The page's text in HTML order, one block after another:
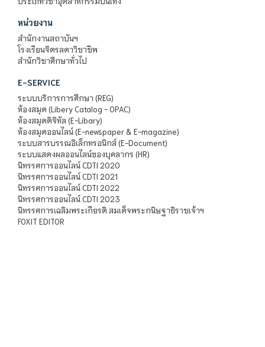
หน่วยงาน
สำนักงานสถาบันฯ
โรงเรียนจิตรลดาวิชาชีพ
สำนักวิชาศึกษาทั่วไป
E-SERVICE
ระบบบริการการศึกษา (REG)
ห้องสมุด (Libery Catalog - OPAC)
ห้องสมุดดิจิทัล (E-Libary)
ห้องสมุดออนไลน์ (E-newspaper & E-magazine)
ระบบสารบรรณอิเล็กทรอนิกส์ (E-Document)
ระบบแสดงผลออนไลน์ของบุคลากร (HR)
นิทรรศการออนไลน์ CDTI 2020
นิทรรศการออนไลน์ CDTI 2021
นิทรรศการออนไลน์ CDTI 2022
นิทรรศการออนไลน์ CDTI 2023
นิทรรศการเฉลิมพระเกียรติ สมเด็จพระกนิษฐาธิราชเจ้าฯ
FOXIT EDITOR